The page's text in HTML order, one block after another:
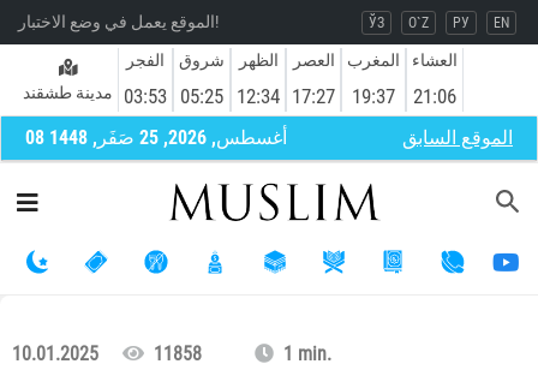
الموقع يعمل في وضع الاختبار! ЎЗ O`Z РУ EN
مدينة طشقند
الفجر
03:53
شروق
05:25
الظهر
12:34
العصر
17:27
المغرب
19:37
العشاء
21:06
08 أغسطس, 2026, 25 صَفَر, 1448 الموقع السابق
10.01.2025 11858 1 min.